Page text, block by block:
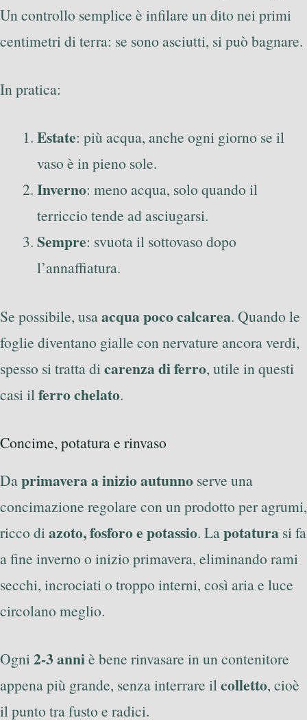
Un controllo semplice è infilare un dito nei primi
centimetri di terra: se sono asciutti, si può bagnare.
In pratica:
Estate: più acqua, anche ogni giorno se il
vaso è in pieno sole.
Inverno: meno acqua, solo quando il
terriccio tende ad asciugarsi.
Sempre: svuota il sottovaso dopo
l’annaffiatura.
Se possibile, usaacqua poco calcarea. Quando le
foglie diventano gialle con nervature ancora verdi,
spesso si tratta di carenza di ferro, utile in questi
casi il ferro chelato.
Concime, potatura e rinvaso
Daprimavera a inizio autunno serve una
concimazione regolare con un prodotto per agrumi,
ricco di azoto, fosforo e potassio. Lapotatura si fa
a fine inverno o inizio primavera, eliminando rami
secchi, incrociati o troppo interni, così aria e luce
circolano meglio.
Ogni2-3 anniè bene rinvasare in un contenitore
appena più grande, senza interrare ilcolletto, cioè
il punto tra fusto e radici.